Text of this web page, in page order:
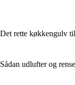
Det rette køkkengulv
Sådan udlufter og